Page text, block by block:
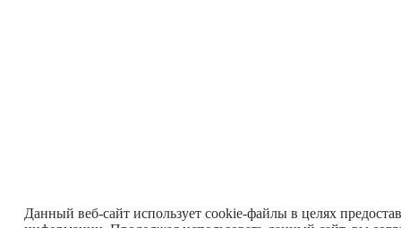
Данный веб-сайт использует cookie-файлы в целях